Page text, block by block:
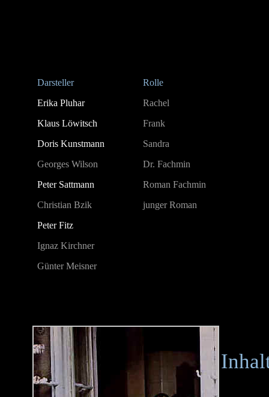
Darsteller
Rolle
Erika Pluhar
Rachel
Klaus Löwitsch
Frank
Doris Kunstmann
Sandra
Georges Wilson
Dr. Fachmin
Peter Sattmann
Roman Fachmin
Christian Bzik
junger Roman
Peter Fitz
Ignaz Kirchner
Günter Meisner